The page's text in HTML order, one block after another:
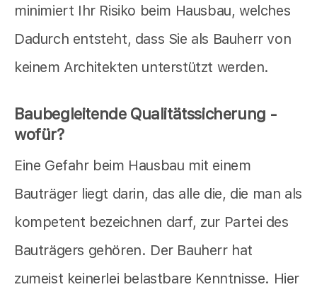
minimiert Ihr Risiko beim Hausbau, welches
Dadurch entsteht, dass Sie als Bauherr von
keinem Architekten unterstützt werden.
Baubegleitende Qualitätssicherung -
wofür?
Eine Gefahr beim Hausbau mit einem
Bauträger liegt darin, das alle die, die man als
kompetent bezeichnen darf, zur Partei des
Bauträgers gehören. Der Bauherr hat
zumeist keinerlei belastbare Kenntnisse. Hier